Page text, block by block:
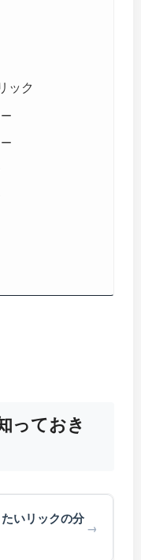
ック
っておき
いリックの分